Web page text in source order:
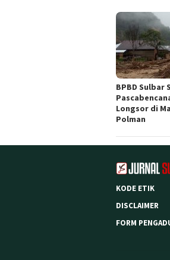
BPBD Sulbar
Longsor di
Polman
KODE ETIK
DISCLAIMER
FORM